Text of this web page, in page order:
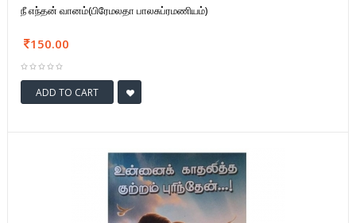
நீ எந்தன் வானம்(பிரேமலதா பாலசுப்ரமணியம்)
150.00
ADD TO CART